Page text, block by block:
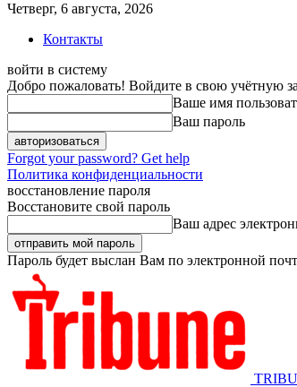
Четверг, 6 августа, 2026
Контакты
войти в систему
Добро пожаловать! Войдите в свою учётную
Ваше имя
Ваш пароль
Forgot your password? Get help
Политика конфиденциальности
восстановление пароля
Восстановите свой пароль
Ваш адрес
Пароль будет выслан Вам по электронной